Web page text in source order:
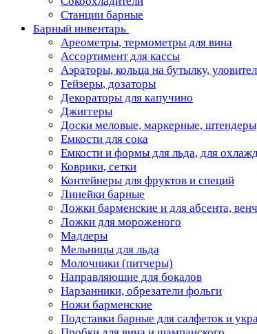
Станции барные
Барный инвентарь
Ареометры, термометры для вина
Ассортимент для кассы
Аэраторы, кольца на бутылку,
Гейзеры, дозаторы
Декораторы для капучино
Джиггеры
Доски меловые, маркерные,
Емкости для сока
Емкости и формы для льда, для
Коврики, сетки
Контейнеры для фруктов и специй
Линейки барные
Ложки барменские и для абсента,
Ложки для мороженого
Мадлеры
Мельницы для льда
Молочники (питчеры)
Направляющие для бокалов
Нарзанники, обрезатели фольги
Ножи барменские
Подставки барные для салфеток и